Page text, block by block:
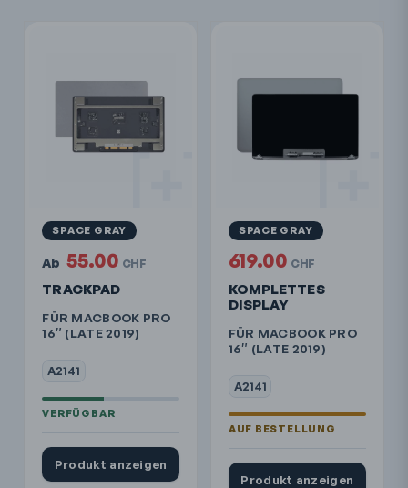
TRACKPAD
FÜR MACBOOK PRO
16″ (LATE 2019)
A2141
SPACE GRAY
Ab 55.00 CHF
Produkt anzeigen
KOMPLETTES
DISPLAY
FÜR MACBOOK PRO
16″ (LATE 2019)
A2141
SPACE GRAY
619.00 CHF
Produkt anzeigen